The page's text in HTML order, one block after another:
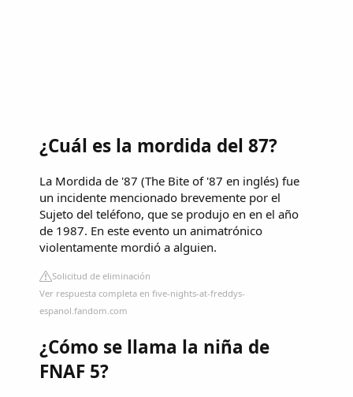
¿Cuál es la mordida del 87?
La Mordida de '87 (The Bite of '87 en inglés) fue
un incidente mencionado brevemente por el
Sujeto del teléfono, que se produjo en en el año
de 1987. En este evento un animatrónico
violentamente mordió a alguien.
Solicitud de eliminación
Ver respuesta completa en five-nights-at-freddys-
espanol.fandom.com
¿Cómo se llama la niña de
FNAF 5?